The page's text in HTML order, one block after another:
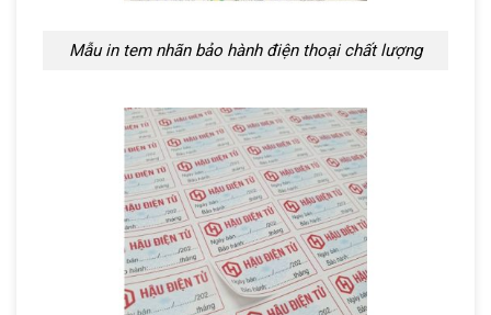
Mẫu in tem nhãn bảo hành điện thoại chất lượng